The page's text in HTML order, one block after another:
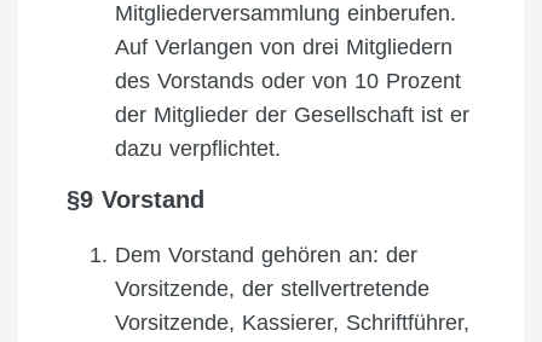
Mitgliederversammlung einberufen.
Auf Verlangen von drei Mitgliedern
des Vorstands oder von 10 Prozent
der Mitglieder der Gesellschaft ist er
dazu verpflichtet.
§9 Vorstand
Dem Vorstand gehören an: der
Vorsitzende, der stellvertretende
Vorsitzende, Kassierer, Schriftführer,